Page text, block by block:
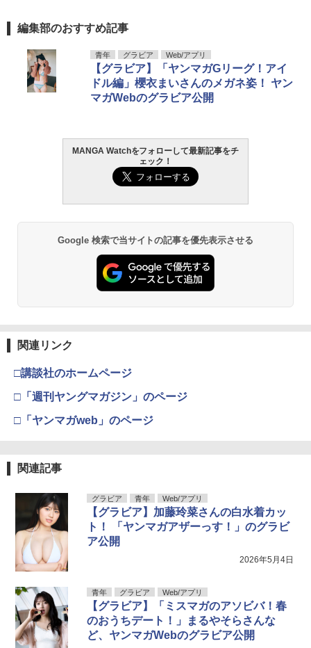
編集部のおすすめ記事
青年 グラビア Web/アプリ
【グラビア】「ヤンマガGリーグ！アイ
ドル編」櫻衣まいさんのメガネ姿！ ヤン
マガWebのグラビア公開
MANGA Watchをフォローして最新記事をチ
ェック！
Google 検索で当サイトの記事を優先表示させる
関連リンク
□講談社のホームページ
□「週刊ヤングマガジン」のページ
□「ヤンマガweb」のページ
関連記事
グラビア 青年 Web/アプリ
【グラビア】加藤玲菜さんの白水着カッ
ト！ 「ヤンマガアザーっす！」のグラビ
ア公開
2026年5月4日
青年 グラビア Web/アプリ
【グラビア】「ミスマガのアソビバ！春
のおうちデート！」まるやそらさんな
ど、ヤンマガWebのグラビア公開